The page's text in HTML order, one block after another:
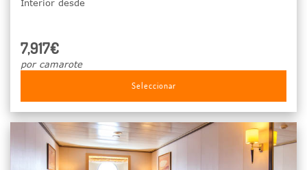
Interior desde
7,917€
por camarote
Seleccionar